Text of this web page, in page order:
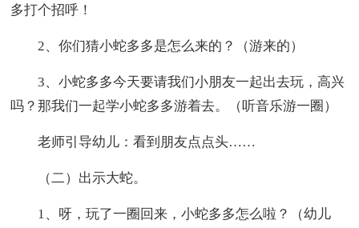
多打个招呼！
2、你们猜小蛇多多是怎么来的？（游来的）
3、小蛇多多今天要请我们小朋友一起出去玩，高兴
吗？那我们一起学小蛇多多游着去。（听音乐游一圈）
老师引导幼儿：看到朋友点点头……
（二）出示大蛇。
1、呀，玩了一圈回来，小蛇多多怎么啦？（幼儿